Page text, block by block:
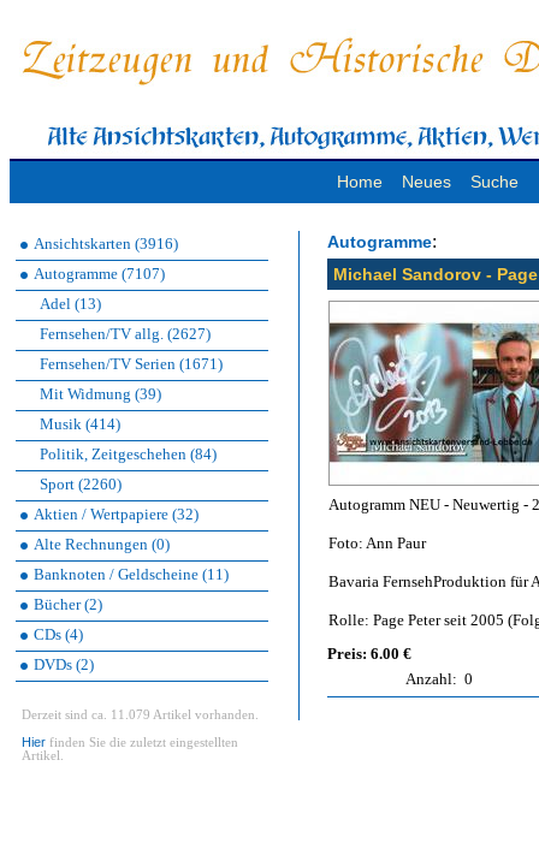
Home Neues Suche
Ansichtskarten (3916)
Autogramme (7107)
Adel (13)
Fernsehen/TV allg. (2627)
Fernsehen/TV Serien (1671)
Mit Widmung (39)
Musik (414)
Politik, Zeitgeschehen (84)
Sport (2260)
Aktien / Wertpapiere (32)
Alte Rechnungen (0)
Banknoten / Geldscheine (11)
Bücher (2)
CDs (4)
DVDs (2)
Derzeit sind ca. 11.079 Artikel vorhanden.
Hier finden Sie die zuletzt eingestellten
Artikel.
Autogramme:
Michael Sandorov -
Autogramm NEU - Neuwertig -
Foto: Ann Paur
Bavaria FernsehProduktion für
Rolle: Page Peter seit 2005
Preis: 6.00 €
Anzahl: 0